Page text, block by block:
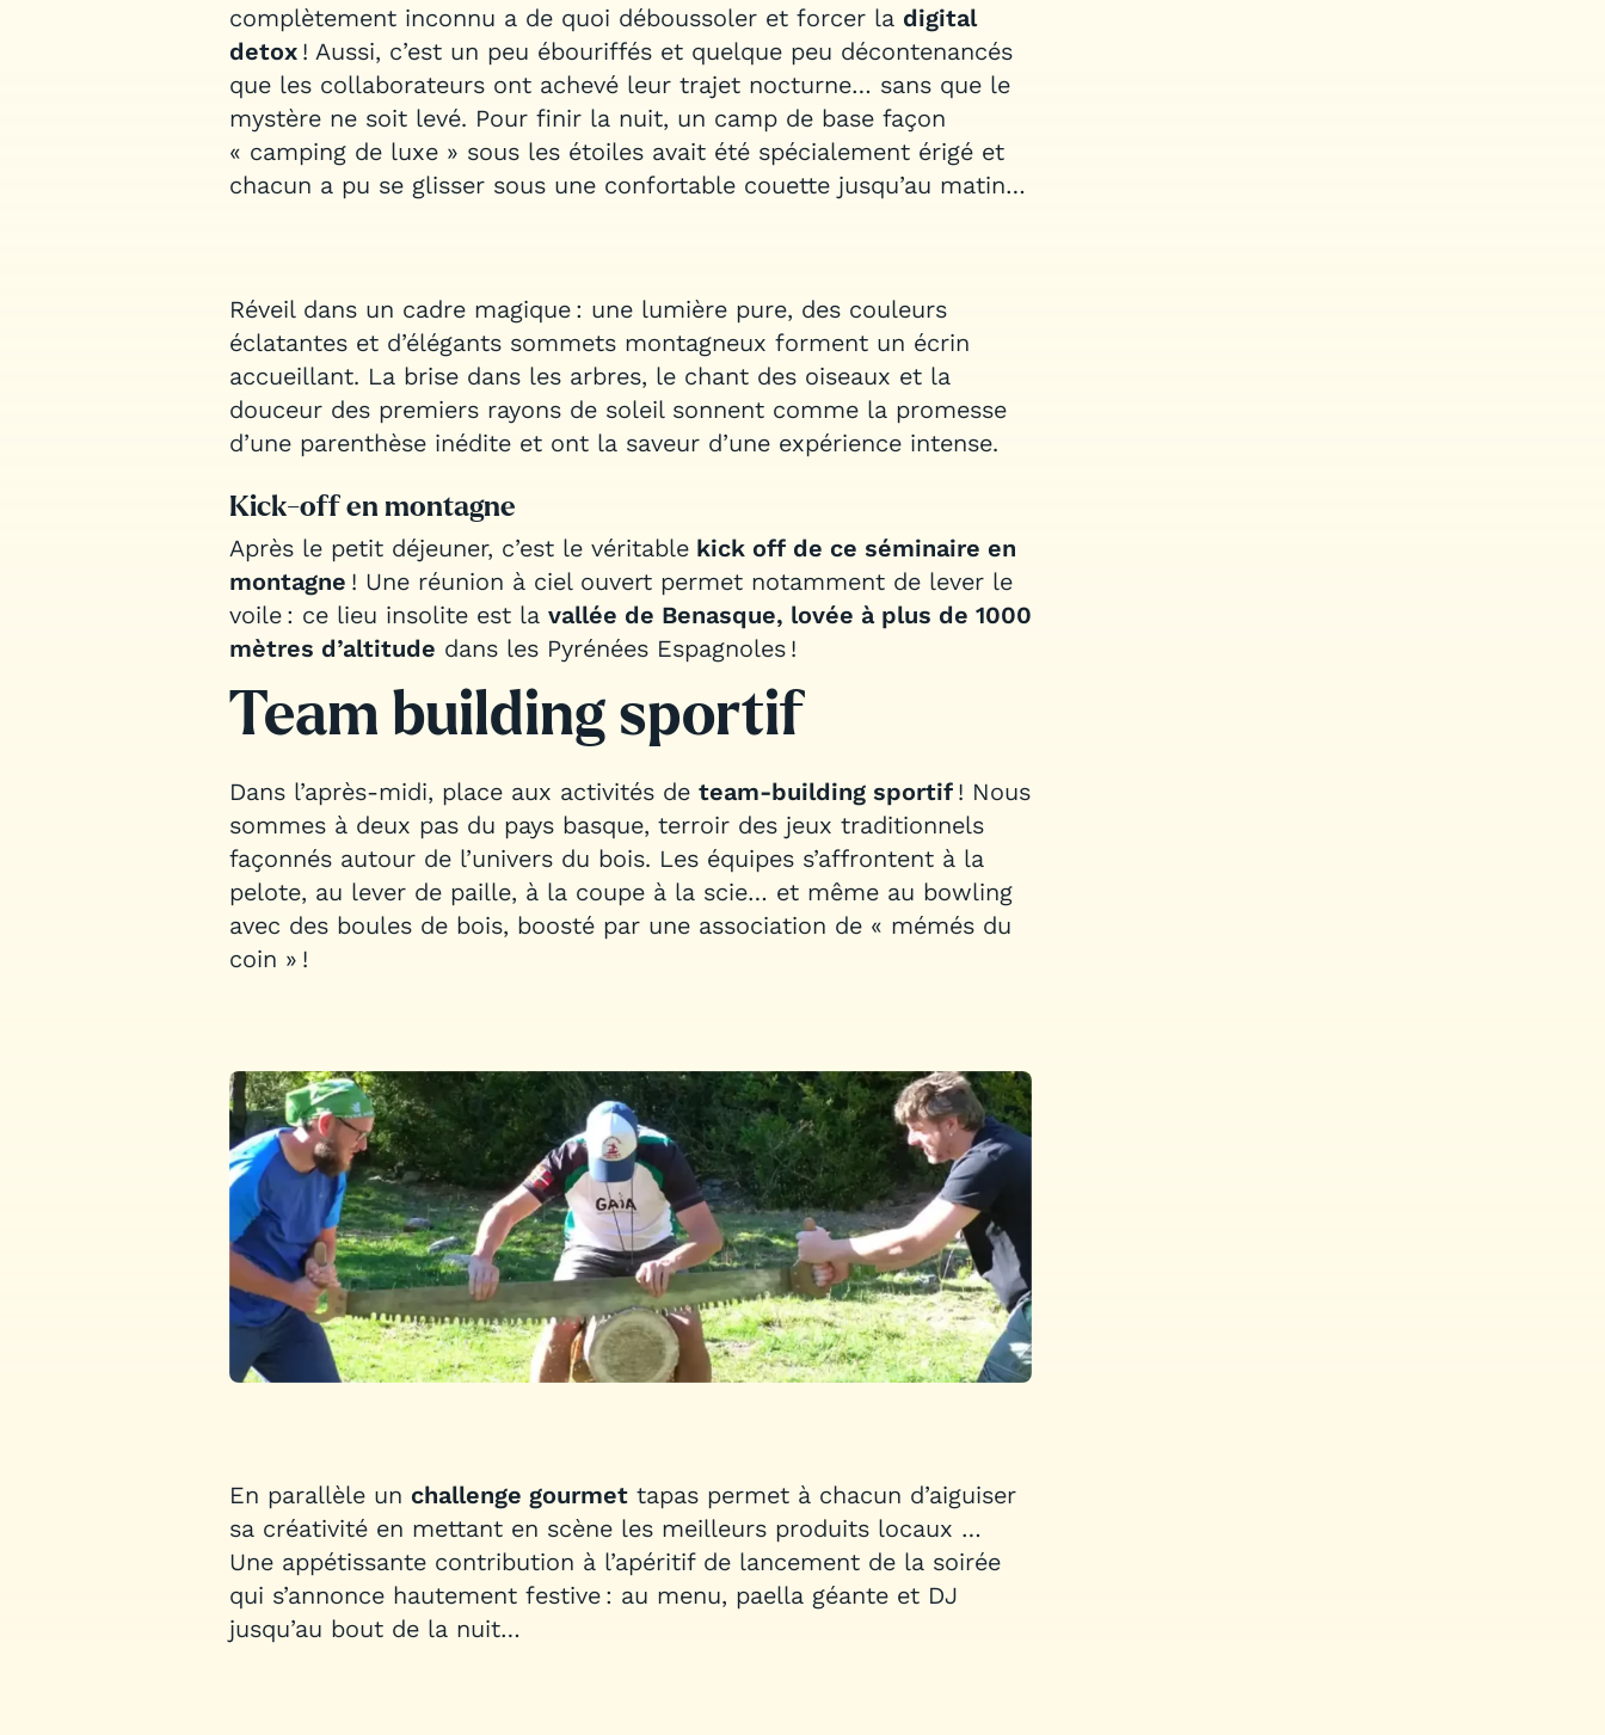
complètement inconnu a de quoi déboussoler et forcer la digital
detox ! Aussi, c’est un peu ébouriffés et quelque peu décontenancés
que les collaborateurs ont achevé leur trajet nocturne… sans que le
mystère ne soit levé. Pour finir la nuit, un camp de base façon
« camping de luxe » sous les étoiles avait été spécialement érigé et
chacun a pu se glisser sous une confortable couette jusqu’au matin…
Réveil dans un cadre magique : une lumière pure, des couleurs
éclatantes et d’élégants sommets montagneux forment un écrin
accueillant. La brise dans les arbres, le chant des oiseaux et la
douceur des premiers rayons de soleil sonnent comme la promesse
d’une parenthèse inédite et ont la saveur d’une expérience intense.
Kick-off en montagne
Après le petit déjeuner, c’est le véritable kick off de ce séminaire en
montagne ! Une réunion à ciel ouvert permet notamment de lever le
voile : ce lieu insolite est la vallée de Benasque, lovée à plus de 1000
mètres d’altitude dans les Pyrénées Espagnoles !
Team building sportif
Dans l’après-midi, place aux activités de team-building sportif ! Nous
sommes à deux pas du pays basque, terroir des jeux traditionnels
façonnés autour de l’univers du bois. Les équipes s’affrontent à la
pelote, au lever de paille, à la coupe à la scie… et même au bowling
avec des boules de bois, boosté par une association de « mémés du
coin » !
En parallèle un challenge gourmet tapas permet à chacun d’aiguiser
sa créativité en mettant en scène les meilleurs produits locaux …
Une appétissante contribution à l’apéritif de lancement de la soirée
qui s’annonce hautement festive : au menu, paella géante et DJ
jusqu’au bout de la nuit…